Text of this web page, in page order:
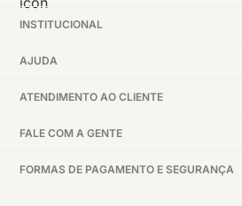
INSTITUCIONAL
AJUDA
ATENDIMENTO AO CLIENTE
FALE COM A GENTE
FORMAS DE PAGAMENTO E SEGURANÇA